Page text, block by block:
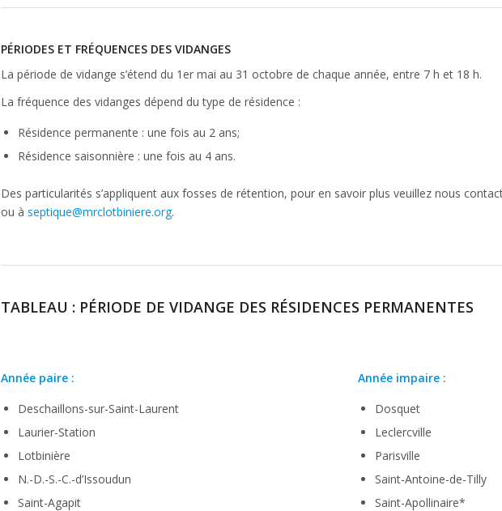
PÉRIODES ET FRÉQUENCES DES VIDANGES
La période de vidange s’étend du 1er mai au 31 octobre de chaque année, entre 7 h et 18 h.
La fréquence des vidanges dépend du type de résidence :
Résidence permanente : une fois au 2 ans;
Résidence saisonnière : une fois au 4 ans.
Des particularités s’appliquent aux fosses de rétention, pour en savoir plus veuillez nous
ou à septique@mrclotbiniere.org.
TABLEAU : PÉRIODE DE VIDANGE DES RÉSIDENCES PERMANENTES
Année paire :
Deschaillons-sur-Saint-Laurent
Laurier-Station
Lotbinière
N.-D.-S.-C.-d’Issoudun
Saint-Agapit
Année impaire :
Dosquet
Leclercville
Parisville
Saint-Antoine-de-Tilly
Saint-Apollinaire*